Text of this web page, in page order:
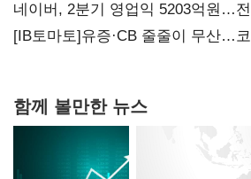
20년만에 '비상재정' 선언 승부수
네이버, 2분기 영업익 5203억원…
[IB토마토]유증·CB 줄줄이 무산…
함께 볼만한 뉴스